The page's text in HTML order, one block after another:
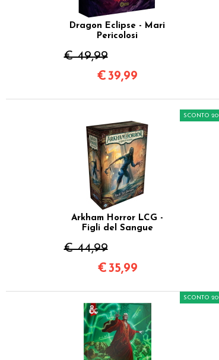
Dragon Eclipse - Mari
Pericolosi
€ 49,99
€39,99
Arkham Horror LCG -
Figli del Sangue
€ 44,99
SCONTO
€35,99
SCONTO